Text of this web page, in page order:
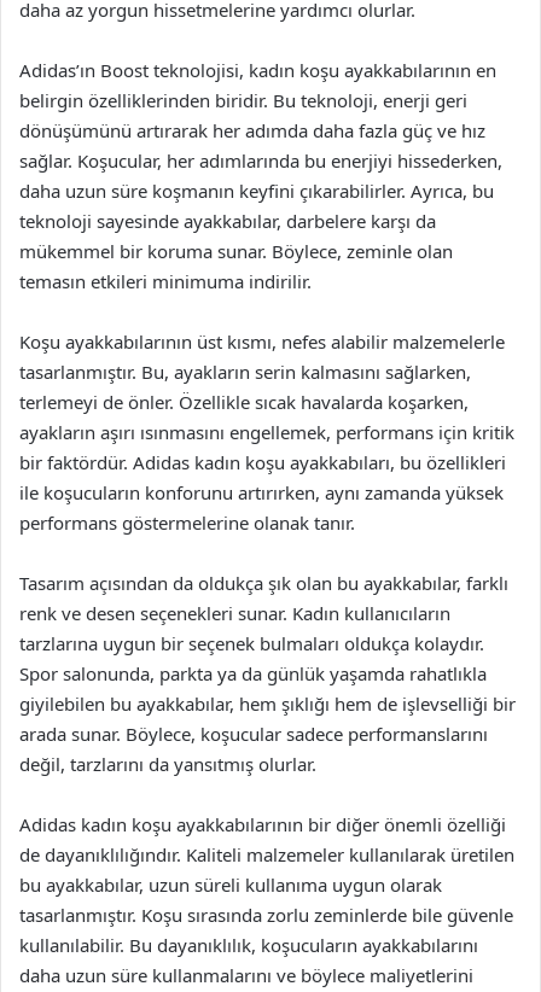
daha az yorgun hissetmelerine yardımcı olurlar.
Adidas’ın Boost teknolojisi, kadın koşu ayakkabılarının en
belirgin özelliklerinden biridir. Bu teknoloji, enerji geri
dönüşümünü artırarak her adımda daha fazla güç ve hız
sağlar. Koşucular, her adımlarında bu enerjiyi hissederken,
daha uzun süre koşmanın keyfini çıkarabilirler. Ayrıca, bu
teknoloji sayesinde ayakkabılar, darbelere karşı da
mükemmel bir koruma sunar. Böylece, zeminle olan
temasın etkileri minimuma indirilir.
Koşu ayakkabılarının üst kısmı, nefes alabilir malzemelerle
tasarlanmıştır. Bu, ayakların serin kalmasını sağlarken,
terlemeyi de önler. Özellikle sıcak havalarda koşarken,
ayakların aşırı ısınmasını engellemek, performans için kritik
bir faktördür. Adidas kadın koşu ayakkabıları, bu özellikleri
ile koşucuların konforunu artırırken, aynı zamanda yüksek
performans göstermelerine olanak tanır.
Tasarım açısından da oldukça şık olan bu ayakkabılar, farklı
renk ve desen seçenekleri sunar. Kadın kullanıcıların
tarzlarına uygun bir seçenek bulmaları oldukça kolaydır.
Spor salonunda, parkta ya da günlük yaşamda rahatlıkla
giyilebilen bu ayakkabılar, hem şıklığı hem de işlevselliği bir
arada sunar. Böylece, koşucular sadece performanslarını
değil, tarzlarını da yansıtmış olurlar.
Adidas kadın koşu ayakkabılarının bir diğer önemli özelliği
de dayanıklılığındır. Kaliteli malzemeler kullanılarak üretilen
bu ayakkabılar, uzun süreli kullanıma uygun olarak
tasarlanmıştır. Koşu sırasında zorlu zeminlerde bile güvenle
kullanılabilir. Bu dayanıklılık, koşucuların ayakkabılarını
daha uzun süre kullanmalarını ve böylece maliyetlerini